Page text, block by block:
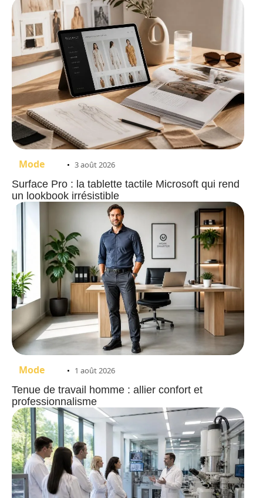
Mode 3 août 2026
Surface Pro : la tablette tactile Microsoft qui rend
un lookbook irrésistible
Mode 1 août 2026
Tenue de travail homme : allier confort et
professionnalisme